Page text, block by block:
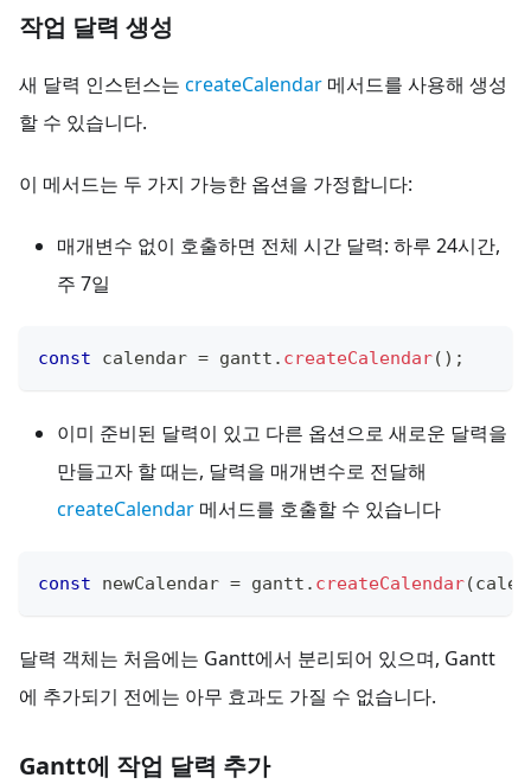
작업 달력 생성
새 달력 인스턴스는 createCalendar 메서드를 사용해 생성
할 수 있습니다.
이 메서드는 두 가지 가능한 옵션을 가정합니다:
매개변수 없이 호출하면 전체 시간 달력: 하루 24시간,
주 7일
const calendar = gantt . createCalendar( ) ;
이미 준비된 달력이 있고 다른 옵션으로 새로운 달력을
만들고자 할 때는, 달력을 매개변수로 전달해
createCalendar 메서드를 호출할 수 있습니다
const newCalendar = gantt . createCalendar(
달력 객체는 처음에는 Gantt에서 분리되어 있으며, Gantt
에 추가되기 전에는 아무 효과도 가질 수 없습니다.
Gantt에 작업 달력 추가